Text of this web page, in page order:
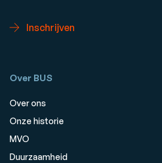
Inschrijven
Over BUS
Over ons
Onze historie
MVO
Duurzaamheid